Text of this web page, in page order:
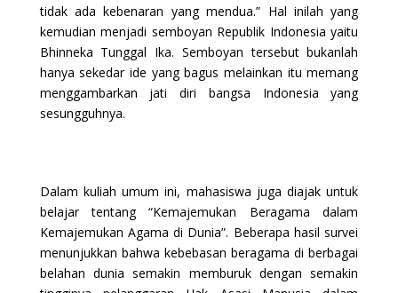
tidak ada kebenaran yang mendua.” Hal inilah yang
kemudian menjadi semboyan Republik Indonesia yaitu
Bhinneka Tunggal Ika. Semboyan tersebut bukanlah
hanya sekedar ide yang bagus melainkan itu memang
menggambarkan jati diri bangsa Indonesia yang
sesungguhnya.
Dalam kuliah umum ini, mahasiswa juga diajak untuk
belajar tentang “Kemajemukan Beragama dalam
Kemajemukan Agama di Dunia”. Beberapa hasil survei
menunjukkan bahwa kebebasan beragama di berbagai
belahan dunia semakin memburuk dengan semakin